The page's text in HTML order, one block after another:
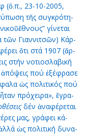
(ὅ.π., 23-10-2005,
τῆς συγ­κρό­τη­
γί­νε­ται
τῶν Γι­αν­νι­τσῶν) Κάρ­
ὅ­τι στά 1907 (ἄρ­
στήν νο­τι­οσ­λα­βι­κή
ἀ­πό­ψεις πού ἐ­ξέ­φρα­σε
ὡς πο­λι­τι­κός πού
ἦ­ταν πρό­χει­ρα», ἔ­γρα­
δέν ἀ­να­φέ­ρε­ται
μας, γρά­φει κά­
ὡς πο­λι­τι­κή δυ­να­